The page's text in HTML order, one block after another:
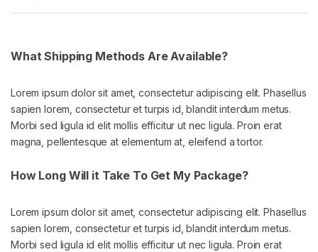
What Shipping Methods Are Available?
Lorem ipsum dolor sit amet, consectetur adipiscing elit. Phasellus
sapien lorem, consectetur et turpis id, blandit interdum metus.
Morbi sed ligula id elit mollis efficitur ut nec ligula. Proin erat
magna, pellentesque at elementum at, eleifend a tortor.
How Long Will it Take To Get My Package?
Lorem ipsum dolor sit amet, consectetur adipiscing elit. Phasellus
sapien lorem, consectetur et turpis id, blandit interdum metus.
Morbi sed ligula id elit mollis efficitur ut nec ligula. Proin erat